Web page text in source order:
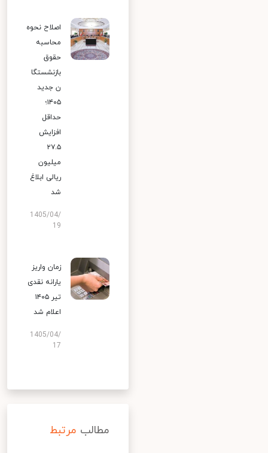
اصلاح نحوه
محاسبه
حقوق
بازنشستگا
ن جدید
۱۴۰۵؛
حداقل
افزایش
۲۷.۵
میلیون
ریالی ابلاغ
شد
1405/04/
19
زمان واریز
یارانه نقدی
تیر ۱۴۰۵
اعلام شد
1405/04/
17
مطالب مرتبط